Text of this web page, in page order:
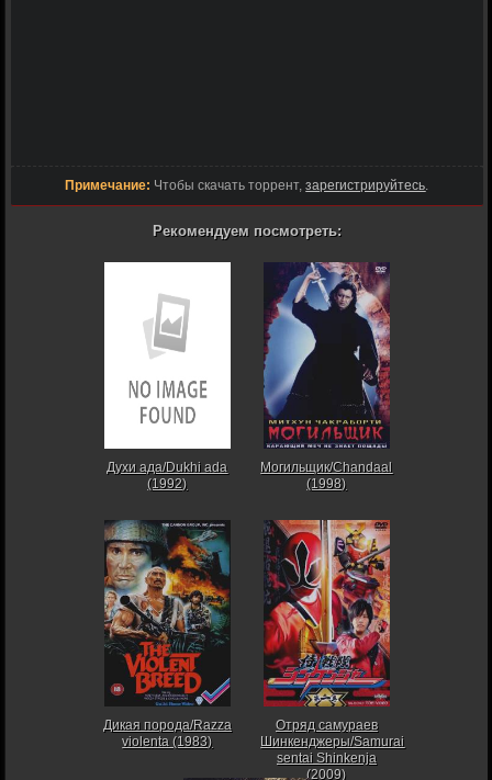
Примечание: Чтобы скачать торрент,зарегистрируйтесь.
Рекомендуем посмотреть:
Духи ада/Dukhi ada
(1992)
Могильщик/Chandaal
(1998)
Дикая порода/Razza
violenta (1983)
Отряд самураев
Шинкенджеры/Samurai
sentai Shinkenja
(2009)